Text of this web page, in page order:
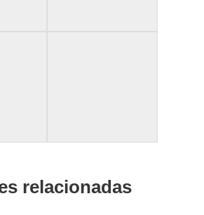
relacionadas